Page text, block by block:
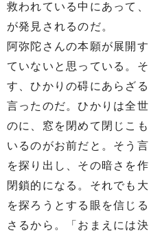
救われている中にあって
が発見されるのだ。
阿弥陀さんの本願が展開
ていないと思っている。
す、ひかりの碍にあらざ
言ったのだ。ひかりは全
のに、窓を閉めて閉じこ
いるのがお前だと。そう
を探り出し、その暗さを
閉鎖的になる。それでも
を探ろうとする眼を信じ
さるから。「おまえには